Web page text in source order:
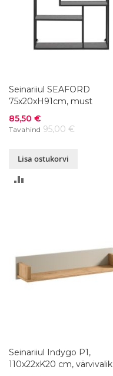
Seinariiul SEAFORD
75x20xH91cm, must
Soodushind
85,50 €
Tavahind 95,00 €
Lisa ostukorvi
Seinariiul Indygo P1,
110x22xK20 cm, värvivalik